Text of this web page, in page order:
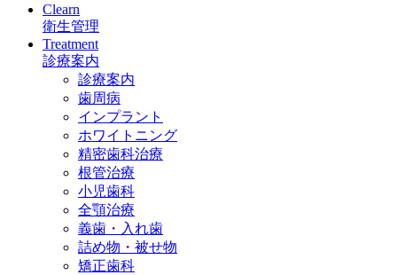
Clearn
衛生管理
Treatment
診療案内
診療案内
歯周病
インプラント
ホワイトニング
精密歯科治療
根管治療
小児歯科
全顎治療
義歯・入れ歯
詰め物・被せ物
矯正歯科